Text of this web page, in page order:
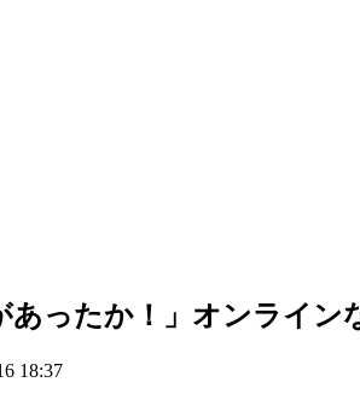
あったか！」オンライ
18:37